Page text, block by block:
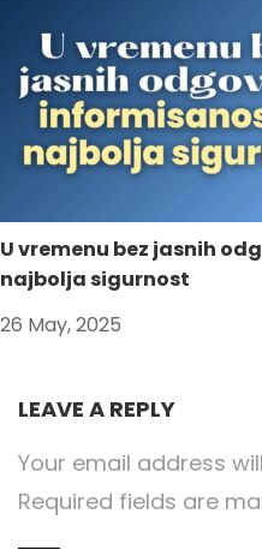
U vremenu bez jasnih
najbolja sigurnost
26 May, 2025
LEAVE A REPLY
Your email address
Required fields are